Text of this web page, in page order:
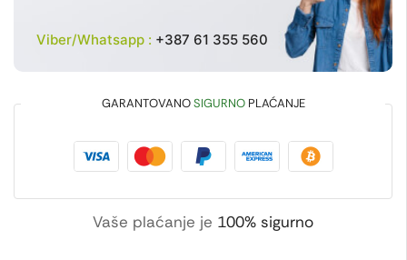
Viber/Whatsapp : +387 61 355 560
GARANTOVANOSIGURNOPLAĆANJE
Vaše plaćanje je 100% sigurno